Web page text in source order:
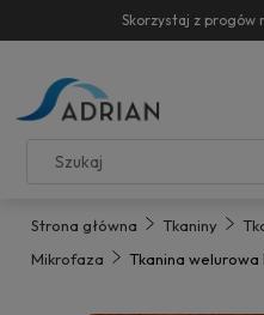
Skorzystaj z progów
Strona główna Tkaniny
Mikrofaza
Tkanina welurowa